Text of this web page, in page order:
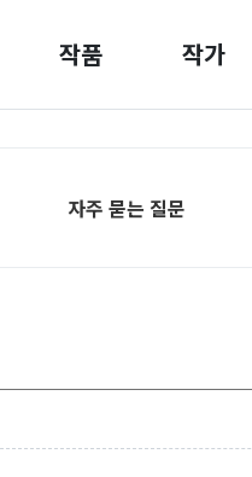
작품 작가
자주 묻는 질문